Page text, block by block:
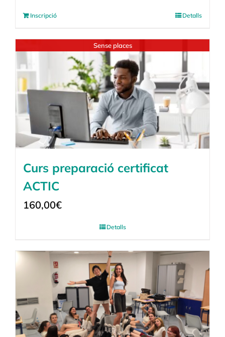
Inscripció Detalls
Sense places
Curs preparació certificat
ACTIC
160,00€
Detalls